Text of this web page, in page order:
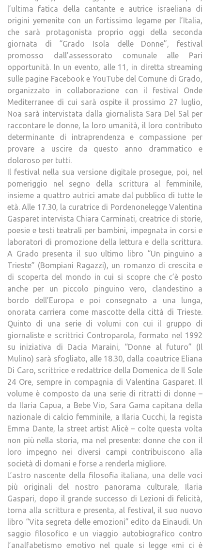
l’ultima fatica della cantante e autrice israeliana di
origini yemenite con un fortissimo legame per l’Italia,
che sarà protagonista proprio oggi della seconda
giornata di “Grado Isola delle Donne”, festival
promosso dall’assessorato comunale alle Pari
opportunità. In un evento, alle 11, in diretta streaming
sulle pagine Facebook e YouTube del Comune di Grado,
organizzato in collaborazione con il festival Onde
Mediterranee di cui sarà ospite il prossimo 27 luglio,
Noa sarà intervistata dalla giornalista Sara Del Sal per
raccontare le donne, la loro umanità, il loro contributo
determinante di intraprendenza e compassione per
provare a uscire da questo anno drammatico e
doloroso per tutti.
Il festival nella sua versione digitale prosegue, poi, nel
pomeriggio nel segno della scrittura al femminile,
insieme a quattro autrici amate dal pubblico di tutte le
età. Alle 17.30, la curatrice di Pordenonelegge Valentina
Gasparet intervista Chiara Carminati, creatrice di storie,
poesie e testi teatrali per bambini, impegnata in corsi e
laboratori di promozione della lettura e della scrittura.
A Grado presenta il suo ultimo libro “Un pinguino a
Trieste” (Bompiani Ragazzi), un romanzo di crescita e
di scoperta del mondo in cui si scopre che c’è posto
anche per un piccolo pinguino vero, clandestino a
bordo dell’Europa e poi consegnato a una lunga,
onorata carriera come mascotte della città di Trieste.
Quinto di una serie di volumi con cui il gruppo di
giornaliste e scrittrici Controparola, formato nel 1992
su iniziativa di Dacia Maraini, “Donne al futuro” (Il
Mulino) sarà sfogliato, alle 18.30, dalla coautrice Eliana
Di Caro, scrittrice e redattrice della Domenica de Il Sole
24 Ore, sempre in compagnia di Valentina Gasparet. Il
volume è composto da una serie di ritratti di donne –
da Ilaria Capua, a Bebe Vio, Sara Gama capitana della
nazionale di calcio femminile, a Ilaria Cucchi, la regista
Emma Dante, la street artist Alicè – colte questa volta
non più nella storia, ma nel presente: donne che con il
loro impegno nei diversi campi contribuiscono alla
società di domani e forse a renderla migliore.
L’astro nascente della filosofia italiana, una delle voci
più originali del nostro panorama culturale, Ilaria
Gaspari, dopo il grande successo di Lezioni di felicità,
torna alla scrittura e presenta, al festival, il suo nuovo
libro “Vita segreta delle emozioni” edito da Einaudi. Un
saggio filosofico e un viaggio autobiografico contro
l’analfabetismo emotivo nel quale si legge «mi ci è